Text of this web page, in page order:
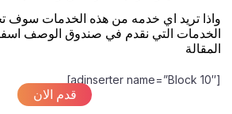
واذا تريد اي خدمه من هذه الخدمات سوف
الخدمات التي نقدم في صندوق الوصف
المقالة
[adinserter name=”Block 10″]
قدم الان